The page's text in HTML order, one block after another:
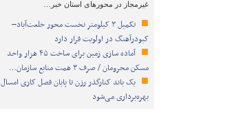
غیرمجاز در محورهای استان خبر…
تکمیل ۳ کیلومتر نخست محور خلعت‌آباد–
کبودرآهنگ در اولویت قرار دارد
آماده سازی زمین برای ساخت ۴۵ هزار واحد
مسکن محرومان / صرف ۳ همت منابع سازمان…
یک باند کنارگذر رزن تا پایان فصل کاری امسال
بهره‌برداری می‌شود